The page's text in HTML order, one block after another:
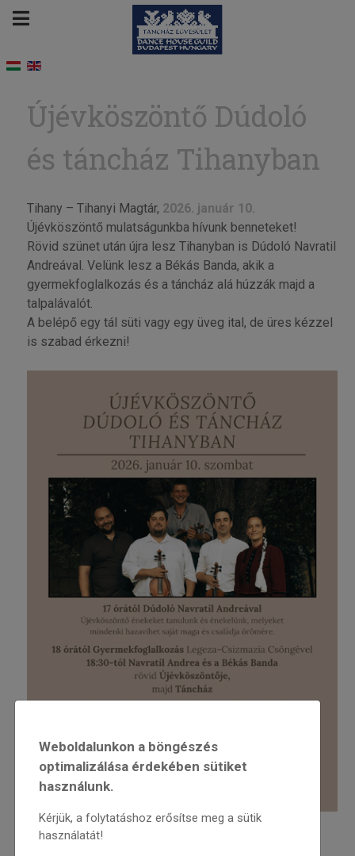
Újévköszöntő Dúdoló
és táncház Tihanyban
Tihany – Tihanyi Magtár, 2026. január 10.
Újévköszöntő mulatságunkba hívunk benneteket!
Rövid szünet után újra lesz Tihanyban is Dúdoló Navratil
Andreával. Velünk lesz a Békás Banda, akik a
gyermekfoglalkozás és a táncház alá húzzák majd a
talpalávalót.
A belépő egy tál süti vagy egy üveg ital, de üres kézzel
is szabad érkezni!
Helyszín:
Weboldalunkon a böngészés
optimalizálása érdekében sütiket
használunk.
Kérjük, a folytatáshoz erősítse meg a sütik
használatát!